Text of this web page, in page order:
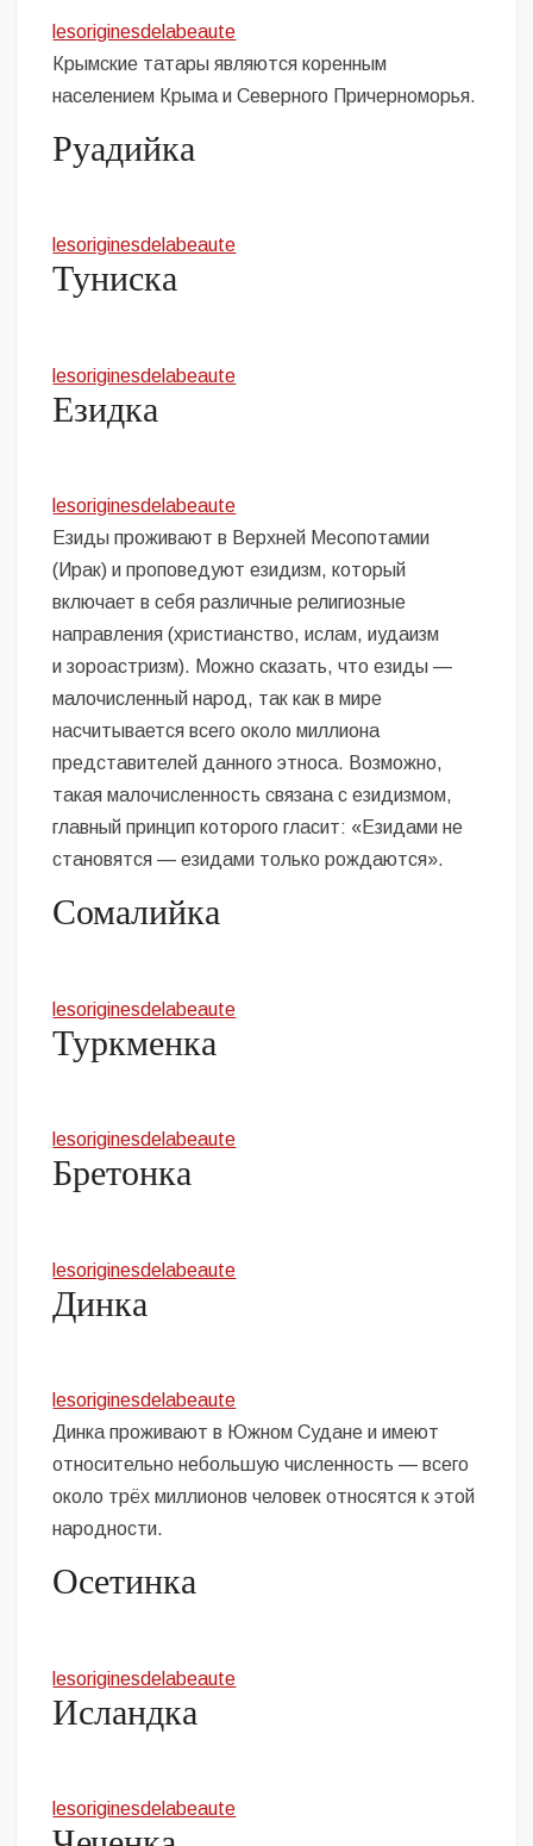
lesoriginesdelabeaute
Крымские татары являются коренным
населением Крыма и Северного Причерноморья.
Руадийка
lesoriginesdelabeaute
Туниска
lesoriginesdelabeaute
Езидка
lesoriginesdelabeaute
Езиды проживают в Верхней Месопотамии
(Ирак) и проповедуют езидизм, который
включает в себя различные религиозные
направления (христианство, ислам, иудаизм
и зороастризм). Можно сказать, что езиды —
малочисленный народ, так как в мире
насчитывается всего около миллиона
представителей данного этноса. Возможно,
такая малочисленность связана с езидизмом,
главный принцип которого гласит: «Езидами не
становятся — езидами только рождаются».
Сомалийка
lesoriginesdelabeaute
Туркменка
lesoriginesdelabeaute
Бретонка
lesoriginesdelabeaute
Динка
lesoriginesdelabeaute
Динка проживают в Южном Судане и имеют
относительно небольшую численность — всего
около трёх миллионов человек относятся к этой
народности.
Осетинка
lesoriginesdelabeaute
Исландка
lesoriginesdelabeaute